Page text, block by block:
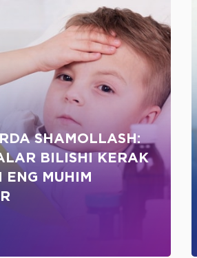
SHAMOLLASH:
BILISHI KERAK
ENG MUHIM